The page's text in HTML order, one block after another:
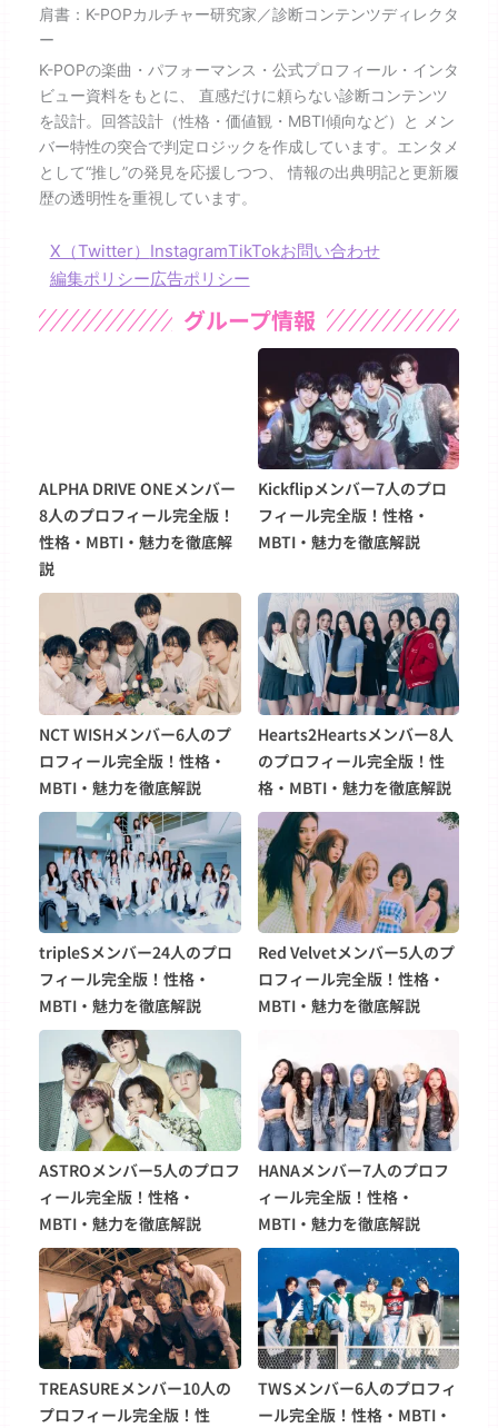
肩書：K-POPカルチャー研究家／診断コンテンツディレクタ
ー
K-POPの楽曲・パフォーマンス・公式プロフィール・インタ
ビュー資料をもとに、 直感だけに頼らない診断コンテンツ
を設計。回答設計（性格・価値観・MBTI傾向など）と メン
バー特性の突合で判定ロジックを作成しています。エンタメ
として“推し”の発見を応援しつつ、 情報の出典明記と更新履
歴の透明性を重視しています。
X（Twitter） InstagramTikTokお問い合わせ
編集ポリシー広告ポリシー
グループ情報
ALPHA DRIVE ONEメンバー
8人のプロフィール完全版！
性格・MBTI・魅力を徹底解
説
Kickflipメンバー7人のプロ
フィール完全版！性格・
MBTI・魅力を徹底解説
NCT WISHメンバー6人のプ
ロフィール完全版！性格・
MBTI・魅力を徹底解説
Hearts2Heartsメンバー8人
のプロフィール完全版！性
格・MBTI・魅力を徹底解説
tripleSメンバー24人のプロ
フィール完全版！性格・
MBTI・魅力を徹底解説
Red Velvetメンバー5人のプ
ロフィール完全版！性格・
MBTI・魅力を徹底解説
ASTROメンバー5人のプロフ
ィール完全版！性格・
MBTI・魅力を徹底解説
HANAメンバー7人のプロフ
ィール完全版！性格・
MBTI・魅力を徹底解説
TREASUREメンバー10人の
プロフィール完全版！性
TWSメンバー6人のプロフィ
ール完全版！性格・MBTI・